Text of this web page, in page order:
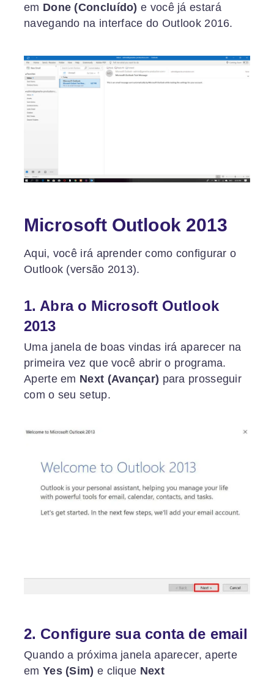
em Done (Concluído) e você já estará
navegando na interface do Outlook 2016.
Microsoft Outlook 2013
Aqui, você irá aprender como configurar o
Outlook (versão 2013).
1. Abra o Microsoft Outlook
2013
Uma janela de boas vindas irá aparecer na
primeira vez que você abrir o programa.
Aperte em Next (Avançar) para prosseguir
com o seu setup.
2. Configure sua conta de email
Quando a próxima janela aparecer, aperte
em Yes (Sim) e clique Next